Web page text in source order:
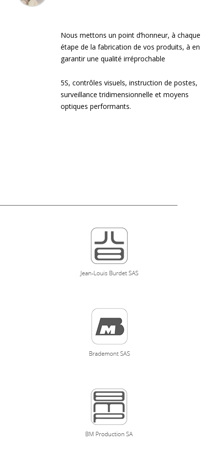
Nous mettons un point d’honneur, à chaque
étape de la fabrication de vos produits, à en
garantir une qualité irréprochable
5S, contrôles visuels, instruction de postes,
surveillance tridimensionnelle et moyens
optiques performants.